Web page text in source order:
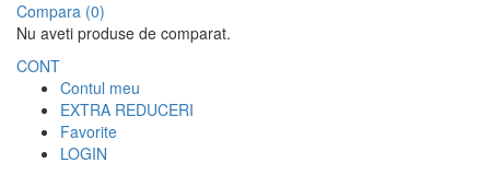
Compara (0)
Nu aveti produse de comparat.
CONT
Contul meu
EXTRA REDUCERI
Favorite
LOGIN